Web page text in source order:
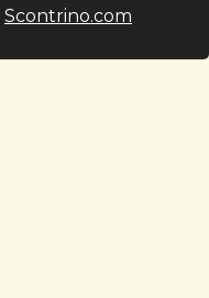
Scontrino.com